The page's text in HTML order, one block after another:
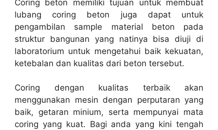
Coring beton memiliki tujuan untuk membuat
lubang coring beton juga dapat untuk
pengambilan sample material beton pada
struktur bangunan yang natinya bisa diuji di
laboratorium untuk mengetahui baik kekuatan,
ketebalan dan kualitas dari beton tersebut.
Coring dengan kualitas terbaik akan
menggunakan mesin dengan perputaran yang
baik, getaran minium, serta mempunyai mata
coring yang kuat. Bagi anda yang kini tengah